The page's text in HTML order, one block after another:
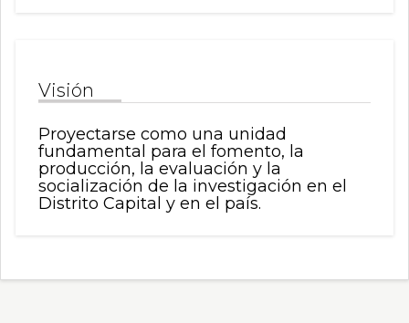
Visión
Proyectarse como una unidad
fundamental para el fomento, la
producción, la evaluación y la
socialización de la investigación en el
Distrito Capital y en el país.